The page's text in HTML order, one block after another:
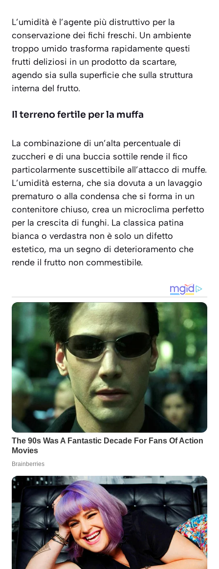
L’umidità è l’agente più distruttivo per la
conservazione dei fichi freschi. Un ambiente
troppo umido trasforma rapidamente questi
frutti deliziosi in un prodotto da scartare,
agendo sia sulla superficie che sulla struttura
interna del frutto.
Il terreno fertile per la muffa
La combinazione di un’alta percentuale di
zuccheri e di una buccia sottile rende il fico
particolarmente suscettibile all’attacco di muffe.
L’umidità esterna, che sia dovuta a un lavaggio
prematuro o alla condensa che si forma in un
contenitore chiuso, crea un microclima perfetto
per la crescita di funghi. La classica patina
bianca o verdastra non è solo un difetto
estetico, ma un segno di deterioramento che
rende il frutto non commestibile.